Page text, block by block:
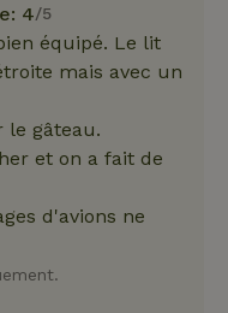
4/5
équipé. Le lit
mais avec un
le gâteau.
et on a fait de
d'avions ne